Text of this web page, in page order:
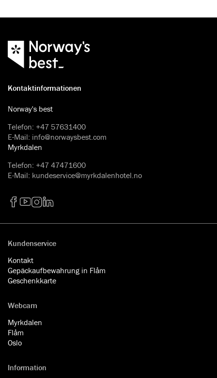
Kontaktinformationen
Norway's best
Telefon: +47 57631400
E-Mail: info@norwaysbest.com
Myrkdalen
Telefon: +47 47471600
E-Mail: kundeservice@myrkdalenhotel.no
Kundenservice
Kontakt
Gepäckaufbewahrung in Flåm
Geschenkkarte
Webcam
Myrkdalen
Flåm
Oslo
Information